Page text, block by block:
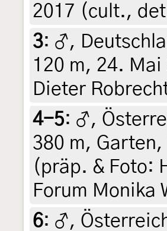
2017 (cult.,
3: ♂,
120 m, 24.
Dieter
4-5: ♂,
380 m,
(präp. & Foto:
Forum Monika
6: ♂,